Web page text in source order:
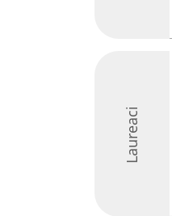
Laureaci